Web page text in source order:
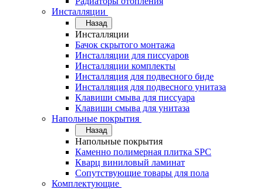
Инсталляции
Назад
Инсталляции
Бачок скрытого монтажа
Инсталляции для писсуаров
Инсталляции комплекты
Инсталляция для подвесного биде
Инсталляция для подвесного унитаза
Клавиши смыва для писсуара
Клавиши смыва для унитаза
Напольные покрытия
Назад
Напольные покрытия
Каменно полимерная плитка SPC
Кварц виниловый ламинат
Сопутствующие товары для пола
Комплектующие